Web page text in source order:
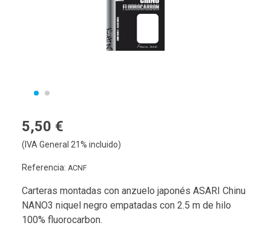
5,50 €
(IVA General 21% incluido)
Referencia: ACNF
Carteras montadas con anzuelo japonés ASARI Chinu
NANO3 niquel negro empatadas con 2.5 m de hilo
100% fluorocarbon.